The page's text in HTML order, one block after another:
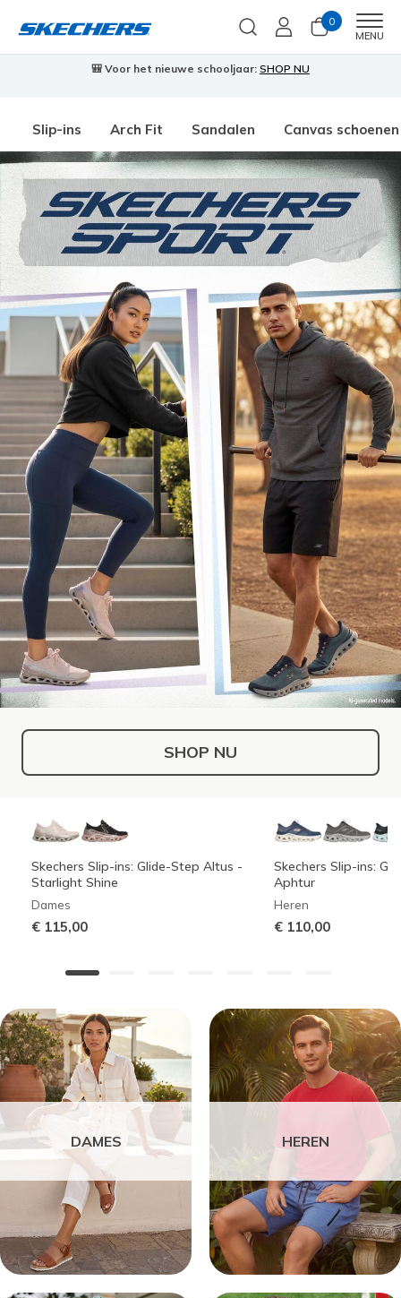
0
MENU
🎒 Voor het nieuwe schooljaar: SHOP NU
Slip-ins Arch Fit Sandalen Canvas schoenen
SHOP NU
Skechers Slip-ins: Glide-Step Altus -
Starlight Shine
Dames
€ 115,00
Skechers Slip-ins:
Aphtur
Heren
€ 110,00
DAMES HEREN